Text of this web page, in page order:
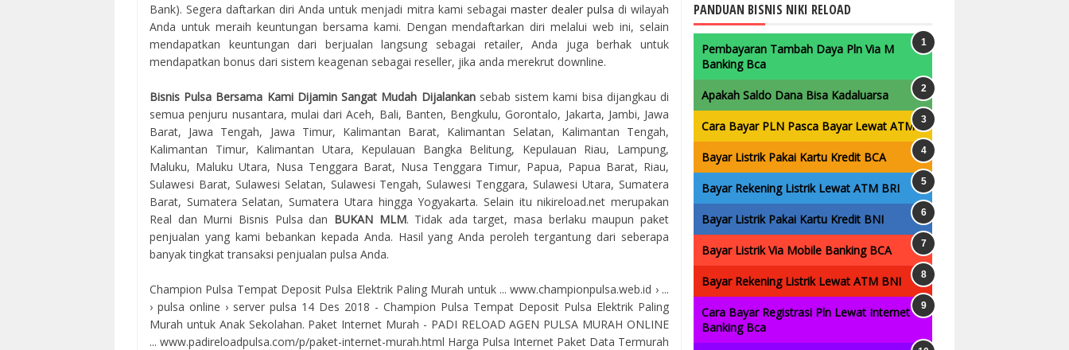
Bank). Segera daftarkan diri Anda untuk menjadi mitra kami sebagai master dealer pulsa di wilayah
Anda untuk meraih keuntungan bersama kami. Dengan mendaftarkan diri melalui web ini, selain
mendapatkan keuntungan dari berjualan langsung sebagai retailer, Anda juga berhak untuk
mendapatkan bonus dari sistem keagenan sebagai reseller, jika anda merekrut downline.
Bisnis Pulsa Bersama Kami Dijamin Sangat Mudah Dijalankansebab sistem kami bisa dijangkau di
semua penjuru nusantara, mulai dari Aceh, Bali, Banten, Bengkulu, Gorontalo, Jakarta, Jambi, Jawa
Barat, Jawa Tengah, Jawa Timur, Kalimantan Barat, Kalimantan Selatan, Kalimantan Tengah,
Kalimantan Timur, Kalimantan Utara, Kepulauan Bangka Belitung, Kepulauan Riau, Lampung,
Maluku, Maluku Utara, Nusa Tenggara Barat, Nusa Tenggara Timur, Papua, Papua Barat, Riau,
Sulawesi Barat, Sulawesi Selatan, Sulawesi Tengah, Sulawesi Tenggara, Sulawesi Utara, Sumatera
Barat, Sumatera Selatan, Sumatera Utara hingga Yogyakarta. Selain itu nikireload.net merupakan
Real dan Murni Bisnis Pulsa dan BUKAN MLM. Tidak ada target, masa berlaku maupun paket
penjualan yang kami bebankan kepada Anda. Hasil yang Anda peroleh tergantung dari seberapa
banyak tingkat transaksi penjualan pulsa Anda.
Champion Pulsa Tempat Deposit Pulsa Elektrik Paling Murah untuk ... www.championpulsa.web.id › ...
› pulsa online › server pulsa 14 Des 2018 - Champion Pulsa Tempat Deposit Pulsa Elektrik Paling
Murah untuk Anak Sekolahan. Paket Internet Murah - PADI RELOAD AGEN PULSA MURAH ONLINE
... www.padireloadpulsa.com/p/paket-internet-murah.html Harga Pulsa Internet Paket Data Termurah
PANDUAN BISNIS NIKI RELOAD
Pembayaran Tambah Daya Pln Via M
Banking Bca
Apakah Saldo Dana Bisa Kadaluarsa
Cara Bayar PLN Pasca Bayar Lewat ATM
Bayar Listrik Pakai Kartu Kredit BCA
Bayar Rekening Listrik Lewat ATM BRI
Bayar Listrik Pakai Kartu Kredit BNI
Bayar Listrik Via Mobile Banking BCA
Bayar Rekening Listrik Lewat ATM BNI
Cara Bayar Registrasi Pln Lewat Internet
Banking Bca